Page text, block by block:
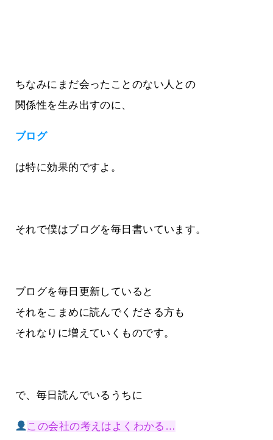
ちなみにまだ会ったことのない人との
関係性を生み出すのに、
ブログ
は特に効果的ですよ。
それで僕はブログを毎日書いています。
ブログを毎日更新していると
それをこまめに読んでくださる方も
それなりに増えていくものです。
で、毎日読んでいるうちに
この会社の考えはよくわかる…